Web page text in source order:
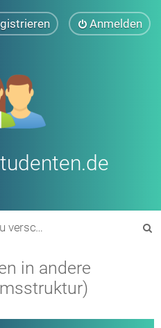
Anmelden
Noch zu verschieben in andere Bereiche (alte Forumsstruktur)
in andere